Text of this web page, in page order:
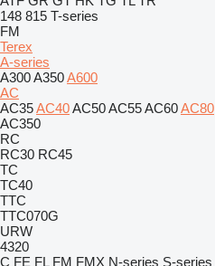
148 815 T-series
FM
Terex
A-series
A300A350A600
AC
AC35AC40AC50AC55AC60AC80
AC350
RC
RC30 RC45
TC
TC40
TTC
TTC070G
URW
4320
C FE FL FM FMX N-series S-series